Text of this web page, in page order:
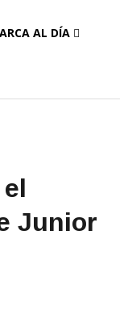
AL DÍA
Junior